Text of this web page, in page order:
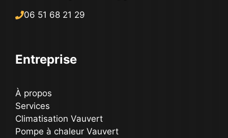
06 51 68 21 29
Entreprise
À propos
Services
Climatisation Vauvert
Pompe à chaleur Vauvert